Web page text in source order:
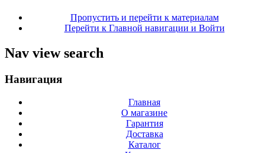
Пропустить и перейти к материалам
Перейти к Главной навигации и Войти
Nav view search
Навигация
Главная
О магазине
Гарантия
Доставка
Каталог